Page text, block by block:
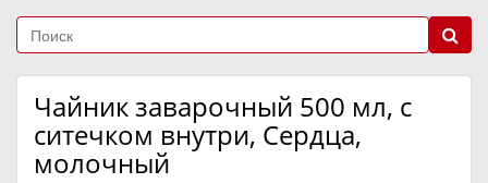
Чайник заварочный 500 мл, с
ситечком внутри, Сердца,
молочный